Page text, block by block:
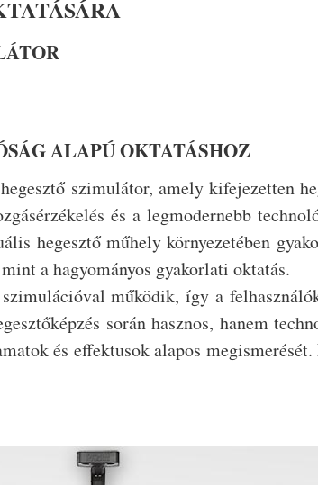
ALAPÚ OKTATÁSHOZ
szimulátor, amely kifejezetten
és a legmodernebb
hegesztő műhely környezetében
a hagyományos gyakorlati oktatás.
működik, így a
során hasznos, hanem
és effektusok alapos